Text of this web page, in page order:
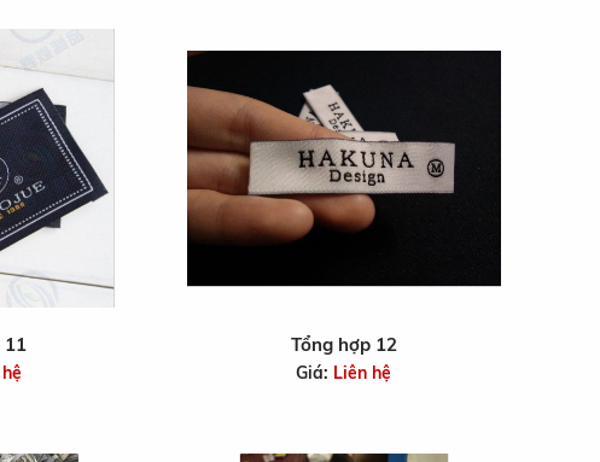
11 Tổng hợp 12
Giá: Liên hệ